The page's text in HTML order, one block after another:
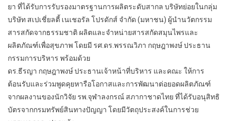
ยา ที่ได้รับการรับรองมาตรฐานการผลิตระดับสากล บริษัทย่อยในกลุ่ม
บริษัท สเปเชี่ยลตี้ เนเชอรัล โปรดักส์ จำกัด (มหาชน) ผู้นำนวัตกรรม
สารสกัดจากธรรมชาติ ผลิตและจำหน่ายสารสกัดสมุนไพรและ
ผลิตภัณฑ์เพื่อสุขภาพ โดยมี รศ.ดร.พรรณวิภา กฤษฎาพงษ์ ประธาน
กรรมการบริหาร พร้อมด้วย
ดร.ธีรญา กฤษฎาพงษ์ ประธานเจ้าหน้าที่บริหาร และคณะ ให้การ
ต้อนรับและร่วมพูดคุยหารือโอกาสและการพัฒนาต่อยอดผลิตภัณฑ์
จากผลงานของนักวิจัย รพ.จุฬาลงกรณ์ สภากาชาดไทย ที่ได้รับอนุสิทธิ
บัตรจากกรมทรัพย์สินทางปัญญา โดยมีวัตถุประสงค์ในการช่วย